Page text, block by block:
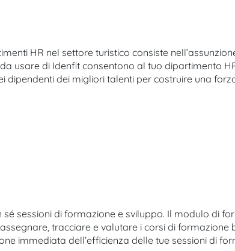
HR nel settore turistico consiste
usare di Idenfit consentono al tuo dipartimento
dipendenti dei migliori talenti per costruire una
sessioni di formazione e sviluppo. Il modulo di
tracciare e valutare i corsi di formazione
immediata dell’efficienza delle tue sessioni di